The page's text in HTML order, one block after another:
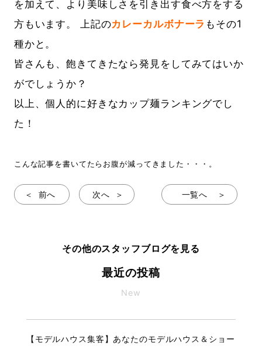
を加えて、より美味しさを引き出す食べ方をする
方もいます。 上記のカレーカルボナーラ もその1
種かと。
皆さんも、飽きてきたなら発見をしてみてはいか
がでしょうか？
以上、個人的に好きなカップ麺ランキングでし
た！
こんな記事を書いてたらお腹が減ってきました・・・。
一覧へ
前へ 次へ
その他のスタッフブログを見る
最近の投稿
New
【モデルハウス集客】あなたのモデルハウス＆ショー